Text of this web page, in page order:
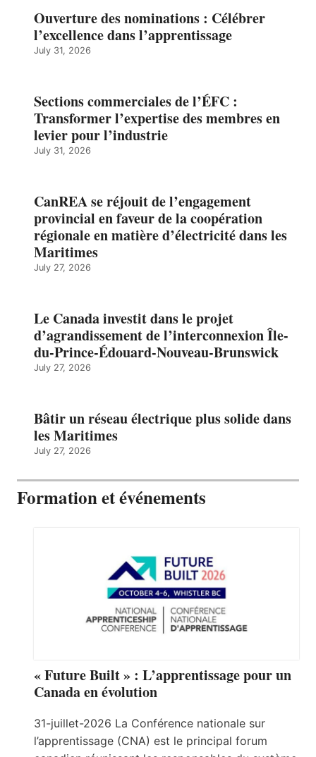
Ouverture des nominations : Célébrer
l’excellence dans l’apprentissage
July 31, 2026
Sections commerciales de l’ÉFC :
Transformer l’expertise des membres en
levier pour l’industrie
July 31, 2026
CanREA se réjouit de l’engagement
provincial en faveur de la coopération
régionale en matière d’électricité dans les
Maritimes
July 27, 2026
Le Canada investit dans le projet
d’agrandissement de l’interconnexion Île-
du-Prince-Édouard-Nouveau-Brunswick
July 27, 2026
Bâtir un réseau électrique plus solide dans
les Maritimes
July 27, 2026
Formation et événements
« Future Built » : L’apprentissage pour un
Canada en évolution
31-juillet-2026 La Conférence nationale sur
l’apprentissage (CNA) est le principal forum